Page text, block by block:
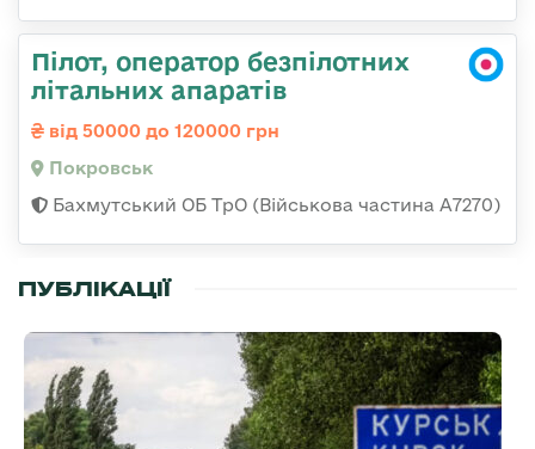
Пілот, оператор безпілотних
літальних апаратів
від 50000 до 120000 грн
Покровськ
Бахмутський ОБ ТрО (Військова частина А7270)
ПУБЛІКАЦІЇ